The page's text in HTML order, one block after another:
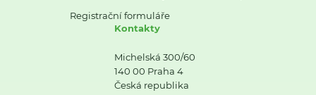
Registrační formuláře
Kontakty
Michelská 300/60
140 00 Praha 4
Česká republika